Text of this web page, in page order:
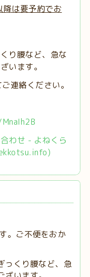
降は要予約でお
り腰など、急な
います。
連絡ください。
わせ - よねくら
。ご不便をおか
っくり腰など、急